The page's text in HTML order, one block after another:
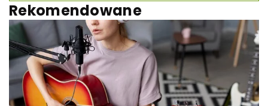
Rekomendowane